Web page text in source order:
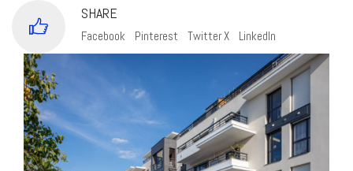
SHARE
Facebook Pinterest Twitter X LinkedIn